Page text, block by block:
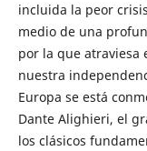
incluida la peor
medio de una
por la que atraviesa
nuestra
Europa se está
Dante Alighieri, el
los clásicos